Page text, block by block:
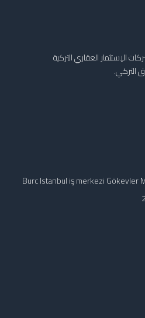
الإستثمار العقاري التركية
التركي.
Burc Istanbul iş merkezi Gökevler